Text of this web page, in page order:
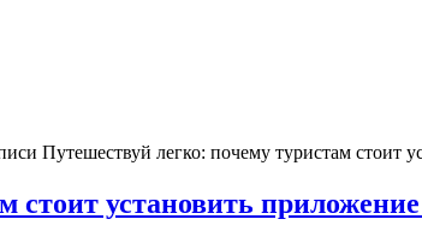
Путешествуй легко: почему туристам стоит
установить